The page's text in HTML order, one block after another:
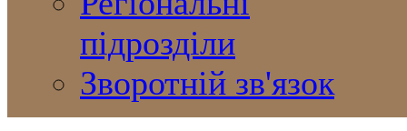
підрозділи
Зворотній зв'язок